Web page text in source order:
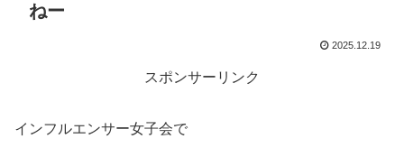
ねー
2025.12.19
スポンサーリンク
インフルエンサー女子会で